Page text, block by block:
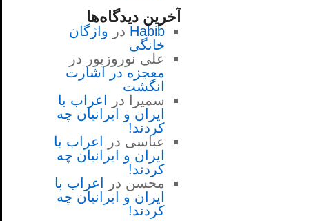
آخرین دیدگاه‌ها
Habib در واژگان
خانگی
علی نوروزپور در
معجزه در اشارت
انگشت
سمیرا
در
اعراب با
ايران و ايرانيان چه
كردند!
عباسی در
اعراب با
ايران و ايرانيان چه
كردند!
محسن در
اعراب با
ايران و ايرانيان چه
كردند!